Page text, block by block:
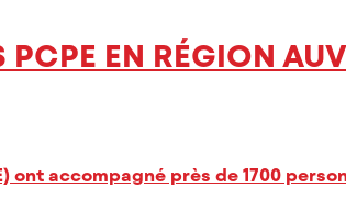
EN RÉGION
ont accompagné près de 1700